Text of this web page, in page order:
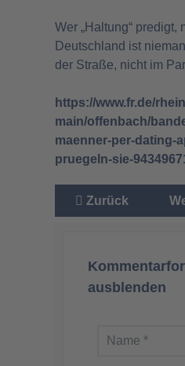
Wer „Haltung“ predigt,
Deutschland ist
der Straße, nicht im
https://www.fr.de/
main/offenbach/
maenner-per-dating-
pruegeln-sie-
Vorheriger
Zurück
ausblenden